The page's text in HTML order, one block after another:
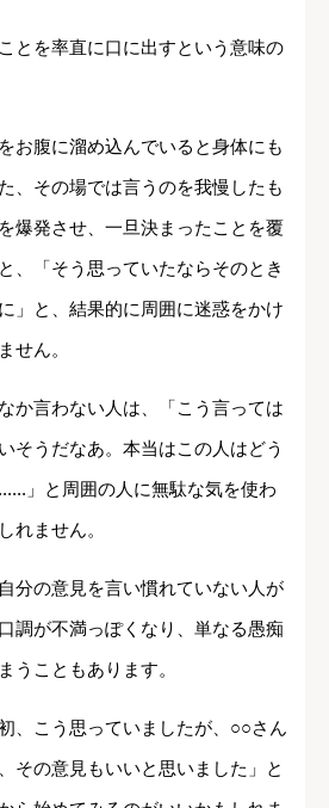
とを率直に口に出すという意味の
お腹に溜め込んでいると身体にも
、その場では言うのを我慢したも
爆発させ、一旦決まったことを覆
、「そう思っていたならそのとき
」と、結果的に周囲に迷惑をかけ
せん。
か言わない人は、「こう言っては
そうだなあ。本当はこの人はどう
」と周囲の人に無駄な気を使わ
れません。
分の意見を言い慣れていない人が
調が不満っぽくなり、単なる愚痴
うこともあります。
、こう思っていましたが、○○さん
その意見もいいと思いました」と